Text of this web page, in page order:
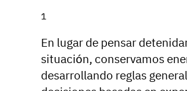
En lugar de pensar
situación, conservamos
desarrollando reglas